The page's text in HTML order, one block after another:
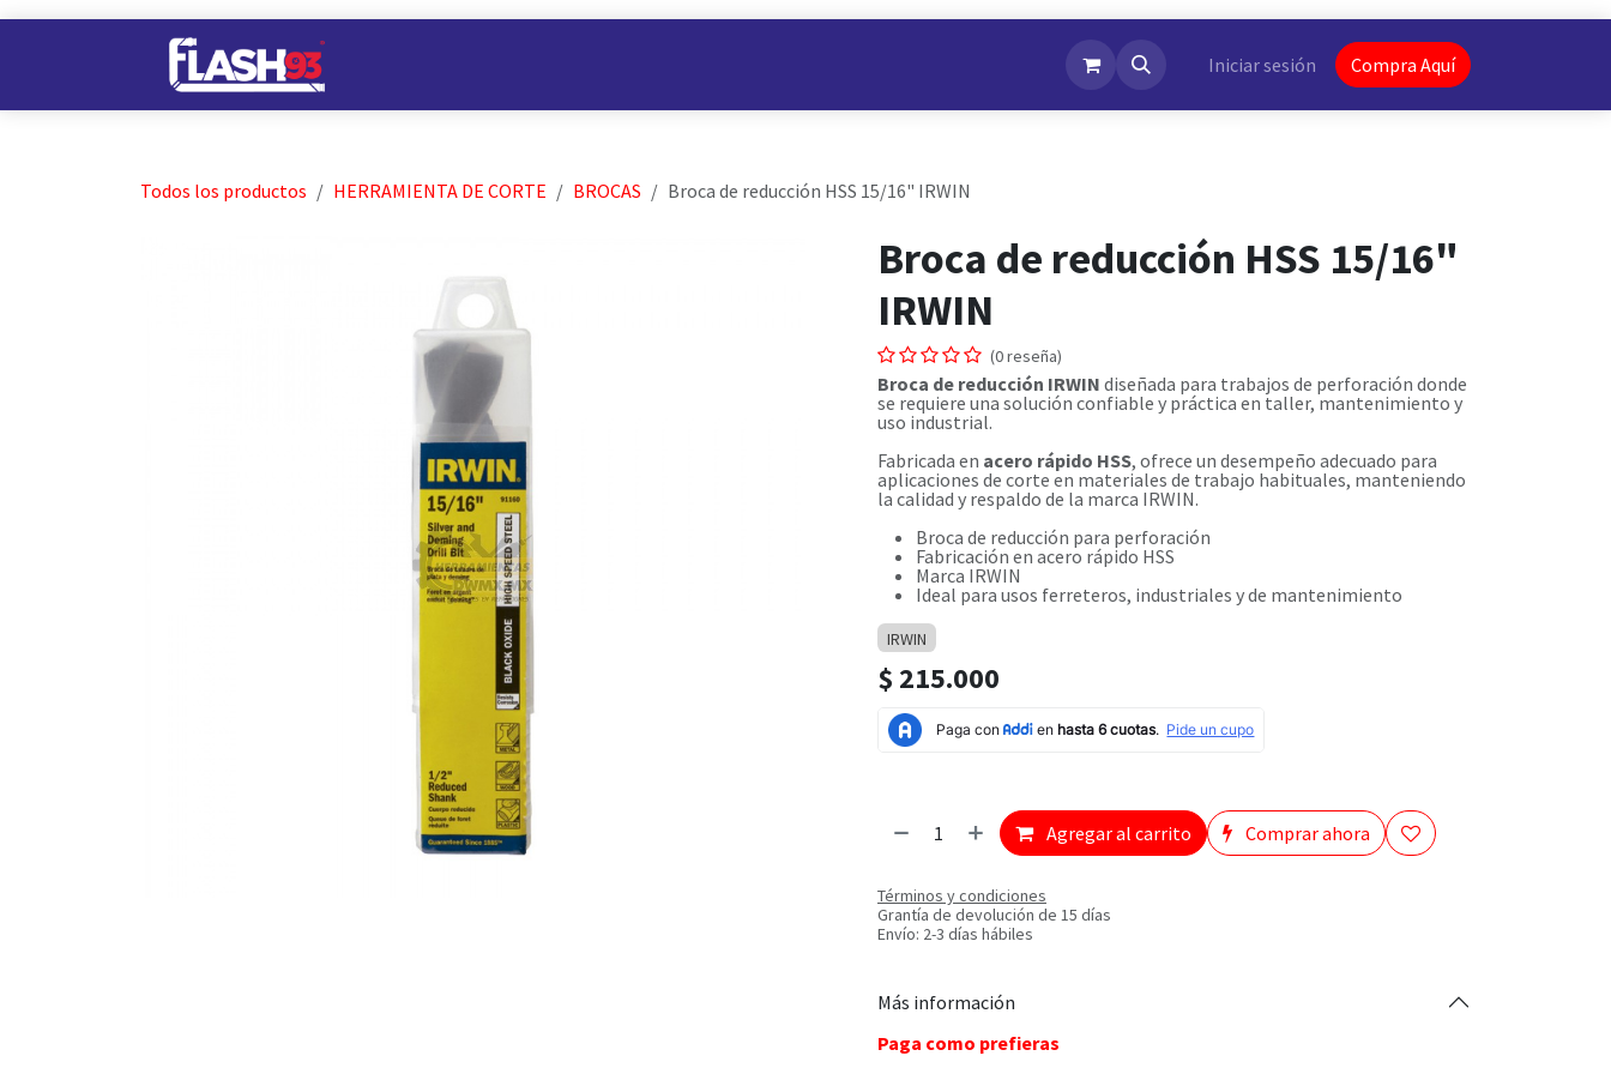
NotiFlash Iniciar sesión Compra Aquí
Todos los productos HERRAMIENTA DE CORTE BROCAS Broca de reducción HSS 15/16" IRWIN
Broca de reducción HSS 15/16"
IRWIN
(0 reseña)
Broca de reducción IRWIN diseñada para trabajos de perforación donde
se requiere una solución confiable y práctica en taller, mantenimiento y
uso industrial.
Fabricada en acero rápido HSS, ofrece un desempeño adecuado para
aplicaciones de corte en materiales de trabajo habituales, manteniendo
la calidad y respaldo de la marca IRWIN.
Broca de reducción para perforación
Fabricación en acero rápido HSS
Marca IRWIN
Ideal para usos ferreteros, industriales y de mantenimiento
IRWIN
$ 215.000
Agregar al carrito Comprar ahora
Términos y condiciones
Grantía de devolución de 15 días
Envío: 2-3 días hábiles
Más información
Paga como prefieras